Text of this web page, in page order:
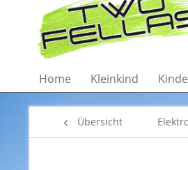
Home Kleinkind
Übersicht